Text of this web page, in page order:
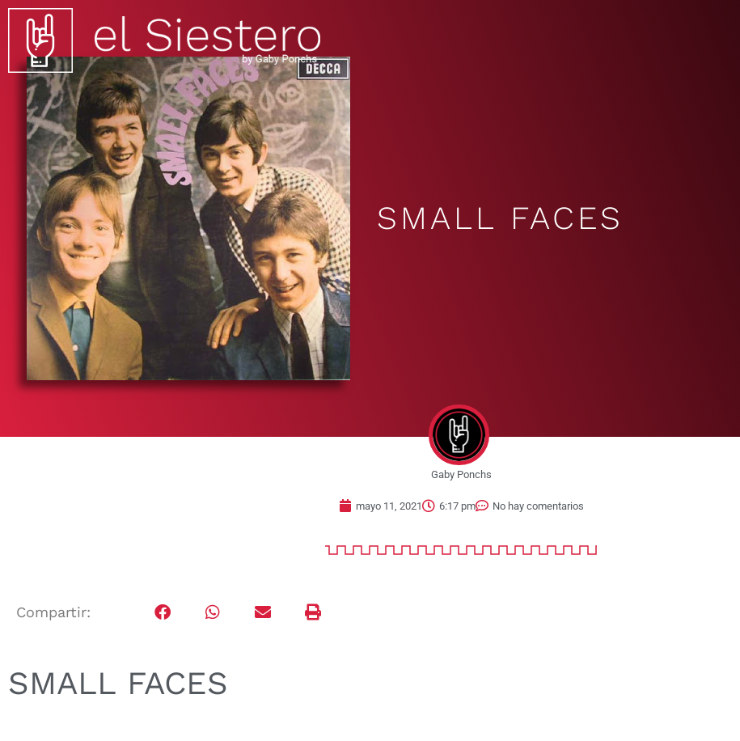
SMALL FACES
Gaby Ponchs
mayo 11, 2021 6:17 pm No hay comentarios
Compartir:
SMALL FACES